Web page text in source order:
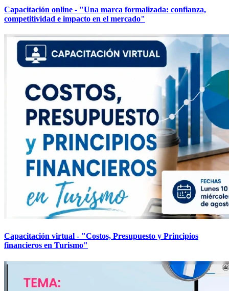
Capacitación online - "Una marca formalizada: confianza,
competitividad e impacto en el mercado"
Capacitación virtual - "Costos, Presupuesto y Principios
financieros en Turismo"